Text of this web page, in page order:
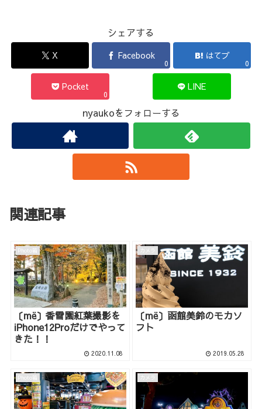
シェアする
X Facebook
0
はてブ
0
Pocket
0
LINE
nyaukoをフォローする
関連記事
Photo箱
〔më〕香雪園紅葉撮影を
iPhone12Proだけでやって
きた！！
2020.11.08
カメラ
〔më〕函館美鈴のモカソ
フト
2019.05.28
Photo箱 カメラ